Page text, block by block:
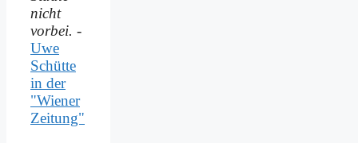
nicht
vorbei. -
Uwe
Schütte
in der
"Wiener
Zeitung"